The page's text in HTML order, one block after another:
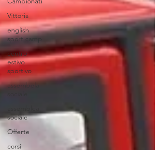
Vittoria
english
sport camp
centro
estivo
sportivo
assembela
sociale
Offerte
corsi